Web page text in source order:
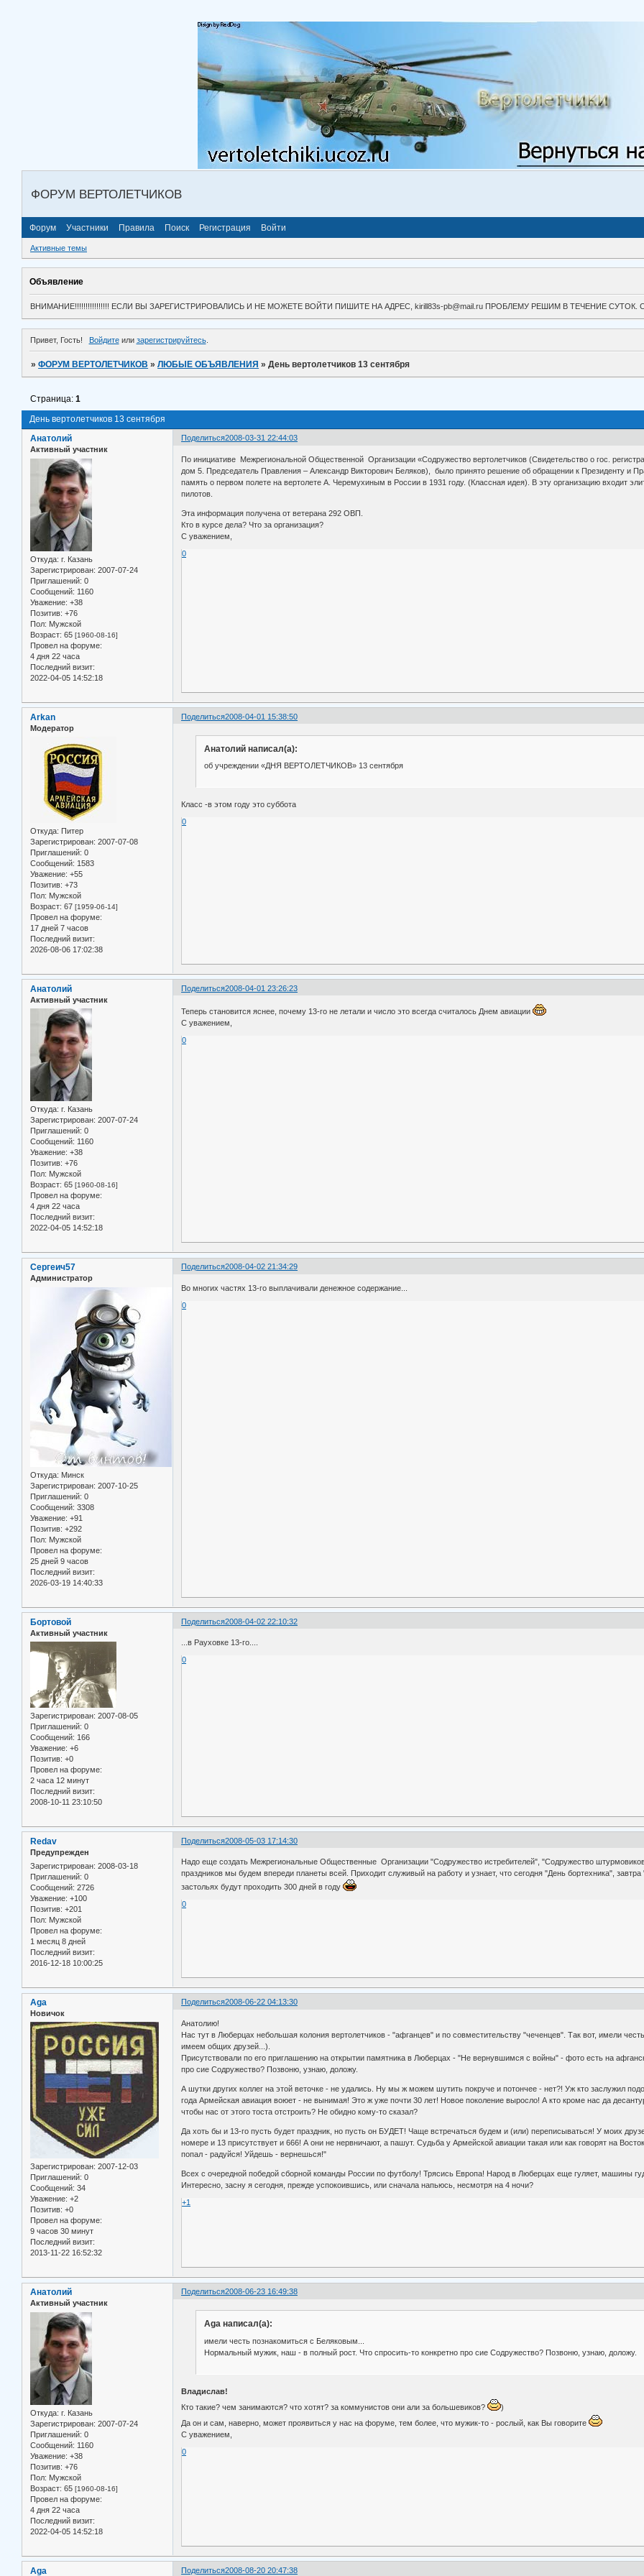
ФОРУМ ВЕРТОЛЕТЧИКОВ
Форум Участники Правила Поиск Регистрация Войти
Активные темы
Объявление
ВНИМАНИЕ!!!!!!!!!!!!!!!! ЕСЛИ ВЫ ЗАРЕГИСТРИРОВАЛИСЬ И НЕ МОЖЕТЕ ВОЙТИ ПИШИТЕ НА АДРЕС, kirill83s-pb@mail.ru ПРОБЛЕМУ РЕШИМ В ТЕЧЕНИЕ
Привет, Гость! Войдитеили зарегистрируйтесь.
»ФОРУМ ВЕРТОЛЕТЧИКОВ »ЛЮБЫЕ ОБЪЯВЛЕНИЯ »День вертолетчиков 13 сентября
День вертолетчиков 13 сентября
Страница:1
Поделиться2008-03-31 22:44:03
Анатолий
Активный участник
Откуда: г. Казань
Зарегистрирован: 2007-07-24
Приглашений: 0
Сообщений: 1160
Уважение: +38
Позитив: +76
Пол: Мужской
Возраст: 65 [1960-08-16]
Провел на форуме:
4 дня 22 часа
Последний визит:
2022-04-05 14:52:18
По инициативе Межрегиональной Общественной Организации «Содружество вертолетчиков (Свидетельство о гос.
дом 5. Председатель Правления – Александр Викторович Беляков), было принято решение об обращении к Президенту
память о первом полете на вертолете А. Черемухиным в России в 1931 году. (Классная идея). В эту организацию входит
пилотов.
Эта информация получена от ветерана 292 ОВП.
Кто в курсе дела? Что за организация?
С уважением,
0
Поделиться2008-04-01 15:38:50
Arkan
Модератор
Откуда: Питер
Зарегистрирован: 2007-07-08
Приглашений: 0
Сообщений: 1583
Уважение: +55
Позитив: +73
Пол: Мужской
Возраст: 67 [1959-06-14]
Провел на форуме:
17 дней 7 часов
Последний визит:
2026-08-06 17:02:38
Анатолий написал(а):
об учреждении «ДНЯ ВЕРТОЛЕТЧИКОВ» 13 сентября
Класс -в этом году это суббота
0
Поделиться2008-04-01 23:26:23
Анатолий
Активный участник
Откуда: г. Казань
Зарегистрирован: 2007-07-24
Приглашений: 0
Сообщений: 1160
Уважение: +38
Позитив: +76
Пол: Мужской
Возраст: 65 [1960-08-16]
Провел на форуме:
4 дня 22 часа
Последний визит:
2022-04-05 14:52:18
Теперь становится яснее, почему 13-го не летали и число это всегда считалось Днем авиации
С уважением,
0
Поделиться2008-04-02 21:34:29
Сергеич57
Администратор
Откуда: Минск
Зарегистрирован: 2007-10-25
Приглашений: 0
Сообщений: 3308
Уважение: +91
Позитив: +292
Пол: Мужской
Провел на форуме:
25 дней 9 часов
Последний визит:
2026-03-19 14:40:33
Во многих частях 13-го выплачивали денежное содержание...
0
Поделиться2008-04-02 22:10:32
Бортовой
Активный участник
Зарегистрирован: 2007-08-05
Приглашений: 0
Сообщений: 166
Уважение: +6
Позитив: +0
Провел на форуме:
2 часа 12 минут
Последний визит:
2008-10-11 23:10:50
...в Рауховке 13-го....
0
Поделиться2008-05-03 17:14:30
Redav
Предупрежден
Зарегистрирован: 2008-03-18
Приглашений: 0
Сообщений: 2726
Уважение: +100
Позитив: +201
Пол: Мужской
Провел на форуме:
1 месяц 8 дней
Последний визит:
2016-12-18 10:00:25
Надо еще создать Межрегиональные Общественные Организации "Содружество истребителей", "Содружество
праздников мы будем впереди планеты всей. Приходит служивый на работу и узнает, что сегодня "День бортехника",
застольях будут проходить 300 дней в году
0
Поделиться2008-06-22 04:13:30
Aga
Новичок
Зарегистрирован: 2007-12-03
Приглашений: 0
Сообщений: 34
Уважение: +2
Позитив: +0
Провел на форуме:
9 часов 30 минут
Последний визит:
2013-11-22 16:52:32
Анатолию!
Нас тут в Люберцах небольшая колония вертолетчиков - "афганцев" и по совместительству "чеченцев". Так вот, имели
имеем общих друзей...).
Присутствовали по его приглашению на открытии памятника в Люберцах - "Не вернувшимся с войны" - фото есть на
про сие Содружество? Позвоню, узнаю, доложу.
А шутки других коллег на этой веточке - не удались. Ну мы ж можем шутить покруче и потончее - нет?! Уж кто заслужил
года Армейская авиация воюет - не вынимая! Это ж уже почти 30 лет! Новое поколение выросло! А кто кроме нас да
чтобы нас от этого тоста отстроить? Не обидно кому-то сказал?
Да хоть бы и 13-го пусть будет праздник, но пусть он БУДЕТ! Чаще встречаться будем и (или) переписываться! У моих
номере и 13 присутствует и 666! А они не нервничают, а пашут. Судьба у Армейской авиации такая или как говорят на
попал - радуйся! Уйдешь - вернешься!"
Всех с очередной победой сборной команды России по футболу! Трясись Европа! Народ в Люберцах еще гуляет, машины
Интересно, засну я сегодня, прежде успокоившись, или сначала напьюсь, несмотря на 4 ночи?
+1
Поделиться2008-06-23 16:49:38
Анатолий
Активный участник
Откуда: г. Казань
Зарегистрирован: 2007-07-24
Приглашений: 0
Сообщений: 1160
Уважение: +38
Позитив: +76
Пол: Мужской
Возраст: 65 [1960-08-16]
Провел на форуме:
4 дня 22 часа
Последний визит:
2022-04-05 14:52:18
Aga написал(а):
имели честь познакомиться с Беляковым...
Нормальный мужик, наш - в полный рост. Что спросить-то конкретно про сие Содружество? Позвоню, узнаю, доложу.
Владислав!
Кто такие? чем занимаются? что хотят? за коммунистов они али за большевиков?
)
Да он и сам, наверно, может проявиться у нас на форуме, тем более, что мужик-то - рослый, как Вы говорите
С уважением,
0
Поделиться2008-08-20 20:47:38
Aga